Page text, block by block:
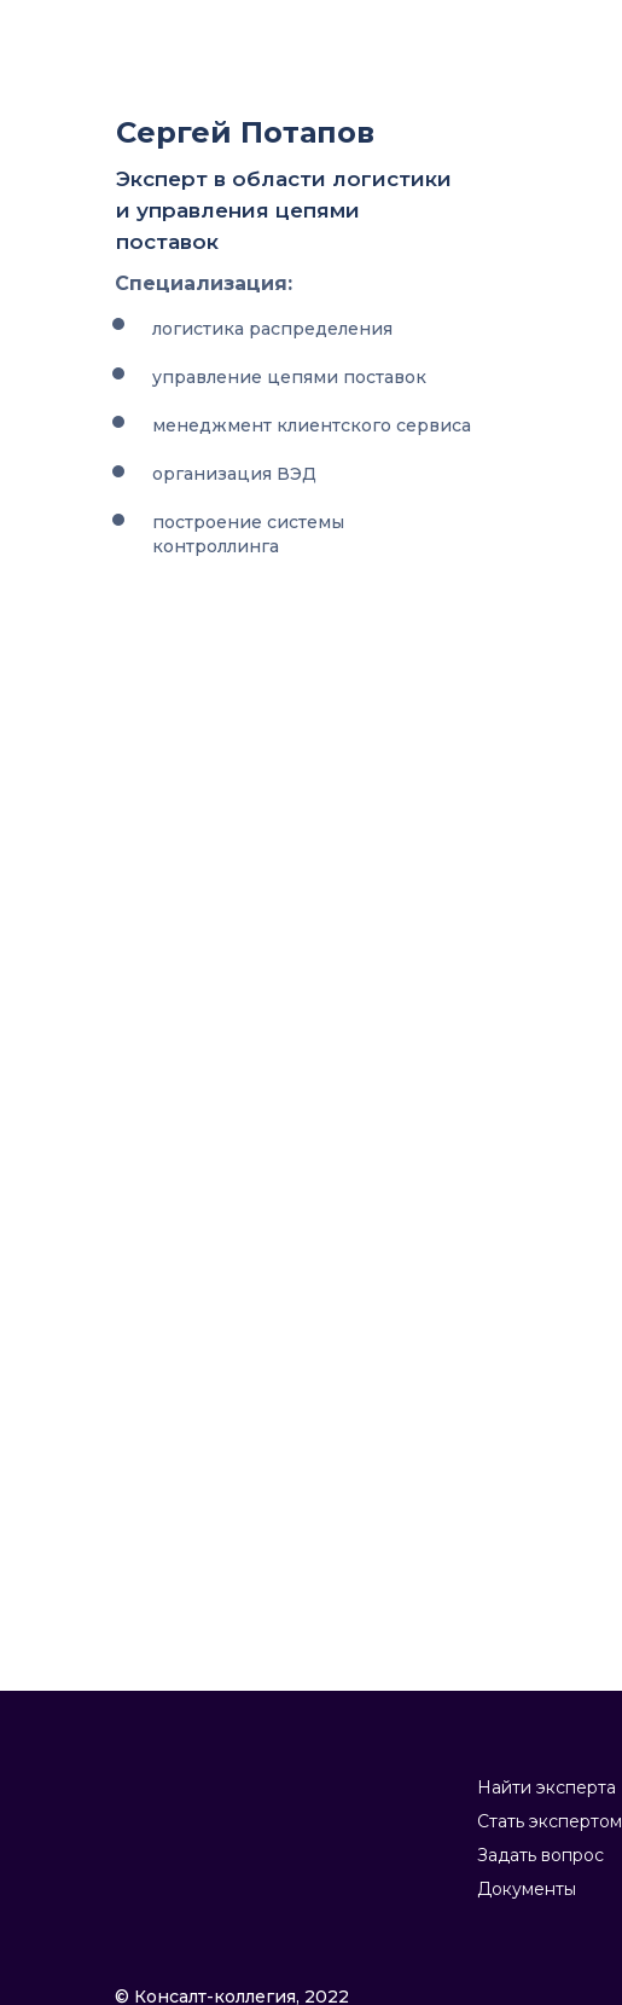
Сергей Потапов
Эксперт в области логистики
и управления цепями
поставок
Специализация:
логистика распределения
управление цепями поставок
менеджмент клиентского сервиса
организация ВЭД
построение системы
контроллинга
Найти эксперта
Стать экспертом
Задать вопрос
Документы
© Консалт-коллегия, 2022